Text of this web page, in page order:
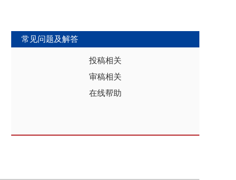
，表明资本充裕家庭可依靠自有资源满足教育需求，降低对债务融资的依
。第三，异质性分析结果显示，债务多元化水平较低、主要依赖内源融资
及城镇的家庭在杠杆上升时更倾向于增加更多的教育投资。第四，进一步
论后发现，家庭杠杆与教育投资之间存在倒“U”型的非线性关系，当家庭财
压力较轻时，杠杆上升会促使家庭增加教育投入，但财务负担过重时则导
教育支出削减，说明适度杠杆可缓解流动性约束并支撑教育投入，而过度
常见问题及解答
投稿相关
审稿相关
在线帮助